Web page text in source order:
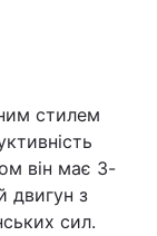
стилем
він має 3-
двигун з
сил.